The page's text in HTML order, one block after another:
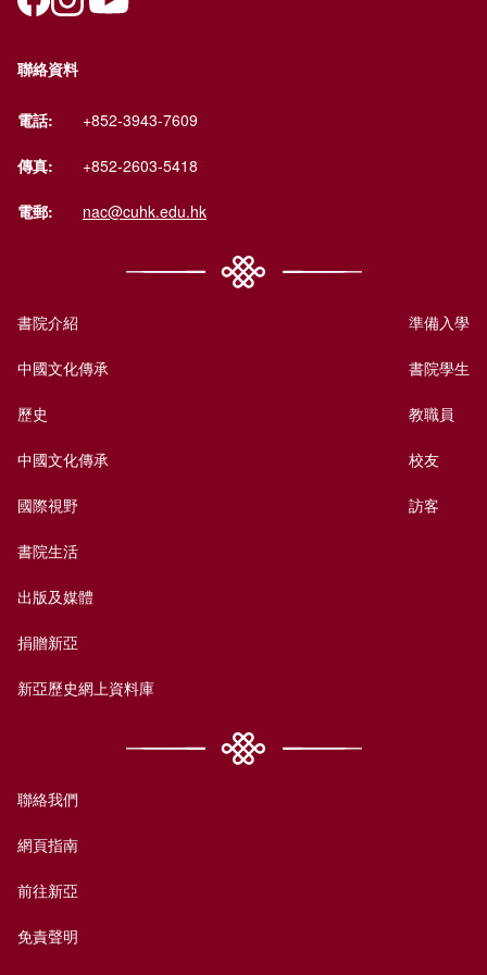
聯絡資料
電話: +852-3943-7609
傳真: +852-2603-5418
電郵: nac@cuhk.edu.hk
書院介紹
中國文化傳承
歷史
中國文化傳承
國際視野
書院生活
出版及媒體
捐贈新亞
新亞歷史網上資料庫
準備入學
書院學生
教職員
校友
訪客
聯絡我們
網頁指南
前往新亞
免責聲明